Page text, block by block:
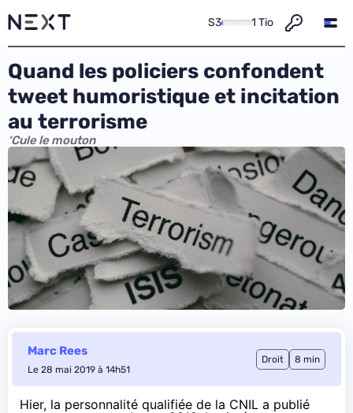
S3 1 Tio
Quand les policiers confondent
tweet humoristique et incitation
au terrorisme
‘Cule le mouton
Marc Rees
Le 28 mai 2019 à 14h51
Droit 8 min
Hier, la personnalité qualifiée de la CNIL a publié